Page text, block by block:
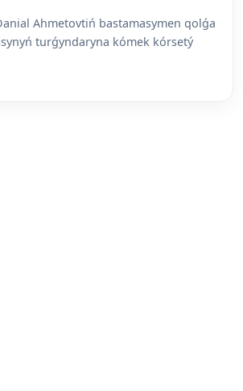
Ahmetovtiń bastamasymen qolǵa
turǵyndaryna kómek kórsetý